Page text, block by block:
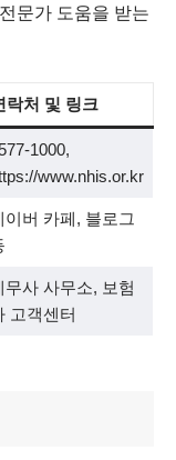
문가 도움을 받는
락처 및 링크
1000,
www.nhis.or.kr
이버 카페, 블로그
무사 사무소, 보험
고객센터